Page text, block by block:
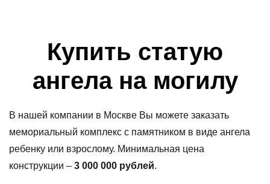
Купить статую
ангела на могилу
В нашей компании в Москве Вы можете заказать
мемориальный комплекс с памятником в виде ангела
ребенку или взрослому. Минимальная цена
конструкции – 3 000 000 рублей.